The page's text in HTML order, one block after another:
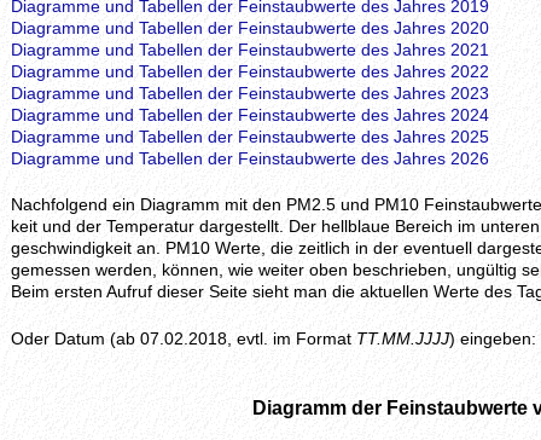
Diagramme und Tabellen der Feinstaubwerte des Jahres 2019
Diagramme und Tabellen der Feinstaubwerte des Jahres 2020
Diagramme und Tabellen der Feinstaubwerte des Jahres 2021
Diagramme und Tabellen der Feinstaubwerte des Jahres 2022
Diagramme und Tabellen der Feinstaubwerte des Jahres 2023
Diagramme und Tabellen der Feinstaubwerte des Jahres 2024
Diagramme und Tabellen der Feinstaubwerte des Jahres 2025
Diagramme und Tabellen der Feinstaubwerte des Jahres 2026
Nachfolgend ein Diagramm mit den PM2.5 und PM10
keit und der Temperatur dargestellt. Der hellblaue Bereich im
geschwindig­keit an. PM10 Werte, die zeitlich in der eventuell
gemessen werden, können, wie weiter oben beschrieben, ungültig
Beim ersten Aufruf dieser Seite sieht man die aktuellen Werte des
Oder Datum (ab 07.02.2018, evtl. im Format TT.MM.JJJJ) eingeben:
Diagramm der Feinstaubwerte